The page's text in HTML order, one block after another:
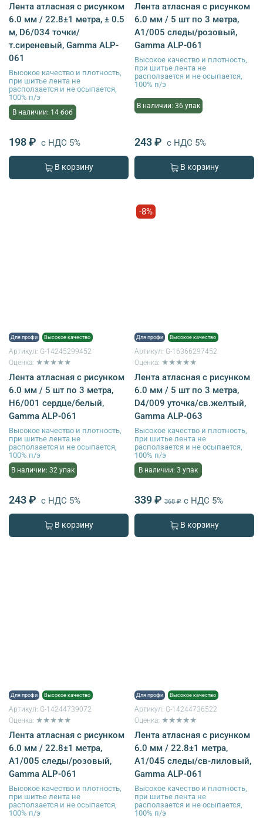
Лента атласная с рисунком
6.0 мм / 22.8±1 метра, ± 0.5
м, D6/034 точки/
т.сиреневый, Gamma ALP-
061
Высокое качество и плотность,
при шитье лента не
расползается и не осыпается,
100% п/э
В наличии: 14 боб
198 ₽ с НДС 5%
В корзину
Лента атласная с рисунком
6.0 мм / 5 шт по 3 метра,
A1/005 следы/розовый,
Gamma ALP-061
Высокое качество и плотность,
при шитье лента не
расползается и не осыпается,
100% п/э
В наличии: 36 упак
243 ₽ с НДС 5%
В корзину
Для профи Высокое качество
Артикул: G-14245299452
Оценка: ★★★★★
Лента атласная с рисунком
6.0 мм / 5 шт по 3 метра,
H6/001 сердце/белый,
Gamma ALP-061
Высокое качество и плотность,
при шитье лента не
расползается и не осыпается,
100% п/э
В наличии: 32 упак
243 ₽ с НДС 5%
В корзину
-8%
Для профи Высокое качество
Артикул: G-16366297452
Оценка: ★★★★★
Лента атласная с рисунком
6.0 мм / 5 шт по 3 метра,
D4/009 уточка/св.желтый,
Gamma ALP-063
Высокое качество и плотность,
при шитье лента не
расползается и не осыпается,
100% п/э
В наличии: 3 упак
339 ₽ 368 ₽ с НДС 5%
В корзину
Для профи Высокое качество
Артикул: G-14244739072
Оценка: ★★★★★
Лента атласная с рисунком
6.0 мм / 22.8±1 метра,
A1/005 следы/розовый,
Gamma ALP-061
Высокое качество и плотность,
при шитье лента не
расползается и не осыпается,
100% п/э
Для профи Высокое качество
Артикул: G-14244736522
Оценка: ★★★★★
Лента атласная с рисунком
6.0 мм / 22.8±1 метра,
A1/045 следы/св-лиловый,
Gamma ALP-061
Высокое качество и плотность,
при шитье лента не
расползается и не осыпается,
100% п/э